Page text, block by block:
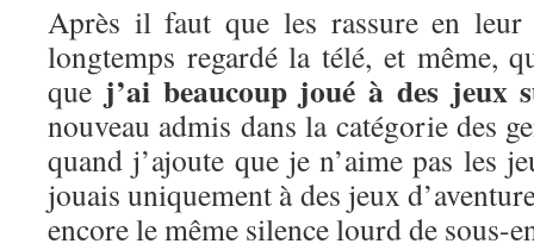
Après il faut que les rassure en leur
longtemps regardé la télé, et même,
que j’ai beaucoup joué à des jeux
nouveau admis dans la catégorie des
quand j’ajoute que je n’aime pas les
jouais uniquement à des jeux
encore le même silence lourd de sous-